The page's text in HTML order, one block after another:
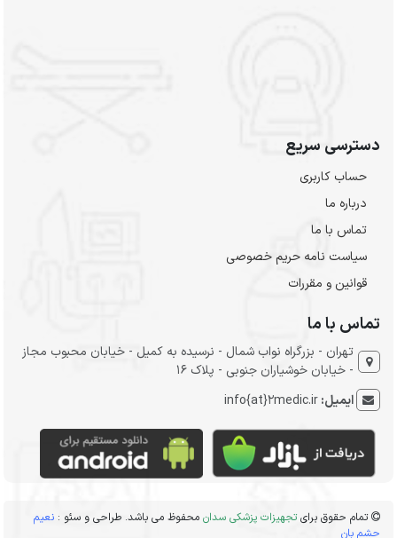
دسترسی سریع
حساب کاربری
درباره ما
تماس با ما
سیاست نامه حریم خصوصی
قوانین و مقررات
تماس با ما
تهران - بزرگراه نواب شمال - نرسیده به کمیل - خیابان محبوب مجاز
- خیابان خوشیاران جنوبی - پلاک 16
ایمیل:info{at}2medic.ir
تمام حقوق برایتجهیزات پزشکی سدان محفوظ می باشد. طراحی و سئو :نعیم
حشم بان